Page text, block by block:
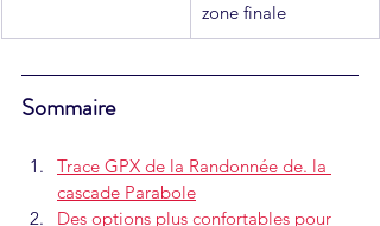
zone finale
Sommaire
Trace GPX de la Randonnée de. la
cascade Parabole
Des options plus confortables pour